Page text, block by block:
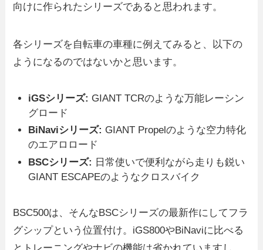
向けに作られたシリーズであると思われます。
各シリーズを自転車の車種に例えてみると、以下の
ようになるのではないかと思います。
iGSシリーズ: GIANT TCRのような万能レーシン
グロード
BiNaviシリーズ: GIANT Propelのような空力特化
のエアロロード
BSCシリーズ: 日常使いで便利ながら走りも鋭い
GIANT ESCAPEのようなクロスバイク
BSC500は、そんなBSCシリーズの最新作にしてフラ
グシップという位置付け。iGS800やBiNaviに比べる
とトレーニングやナビの機能は省かれていますし、